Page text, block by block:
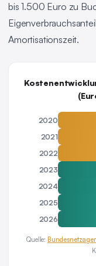
bis 1.500 Euro zu
Amortisationszeit.
2020
2021
2022
2023
2024
2025
2026
Quelle: